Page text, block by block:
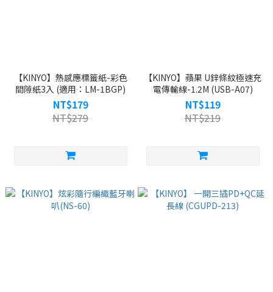
【KINYO】熱感應標籤紙-彩色
間隙紙3入 (適用：LM-1BGP)
NT$179
NT$279
【KINYO】蘋果 U鋅條紋極速充
電傳輸線-1.2M (USB-A07)
NT$119
NT$219